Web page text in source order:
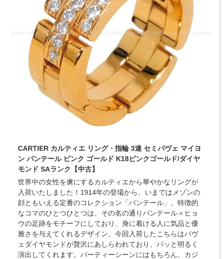
CARTIER カルティエ リング・指輪 3連 セミパヴェ マイヨ
ン パンテール ピンク ゴールド K18ピンクゴールド/ダイヤ
モンド SAランク【中古】
世界中の女性を虜にするカルティエから華やかなリングが
入荷いたしました！1914年の登場から、いまではメゾンの
顔ともいえる定番のコレクション「パンテール」。特徴的
なコマのひとつひとつは、その名の通りパンテール＝ヒョ
ウの足跡をモチーフにしており、身に着ける人に気品と優
雅さを与えてくれるデザイン。今回入荷したこちらはパヴ
ェダイヤモンドが贅沢にあしらわれており、パッと明るく
演出してくれます。パーティーシーンにはもちろん、カジ